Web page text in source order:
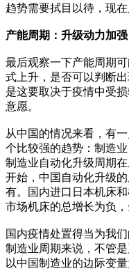
趋势需要拭目以待，现
产能周期：升级动力加强
最后观察一下产能周期
式上升，是否可以判断
是这要取决于疫情中受
意愿。
从中国的情况来看，有
个比较强的趋势：制造
制造业自动化升级周期
开始，中国自动化升级
有。国内进口日本机床
市场机床的总增长为负
国内疫情处置得当为我
制造业周期来说，不管
以中国制造业的边际变